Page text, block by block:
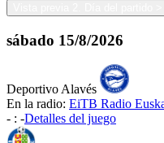
sábado 15/8/2026
Deportivo Alavés
En la radio: EiTB Radio
- : -Detalles del juego